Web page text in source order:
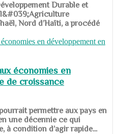
Durable et
Nord d’Haïti, a procédé
économies en
de croissance
permettre aux pays en
une décennie ce qui
à condition d’agir rapide...